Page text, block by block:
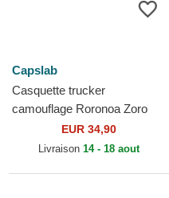
Capslab
Casquette trucker
camouflage Roronoa Zoro
OP5 CAM One Piece
Capslab
EUR 34,90
Livraison 14 - 18 aout